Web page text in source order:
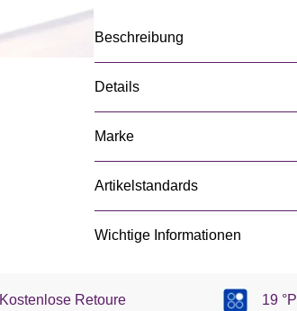
Beschreibung
Details
Marke
Artikelstandards
Wichtige Informationen
Kostenlose Retoure 19